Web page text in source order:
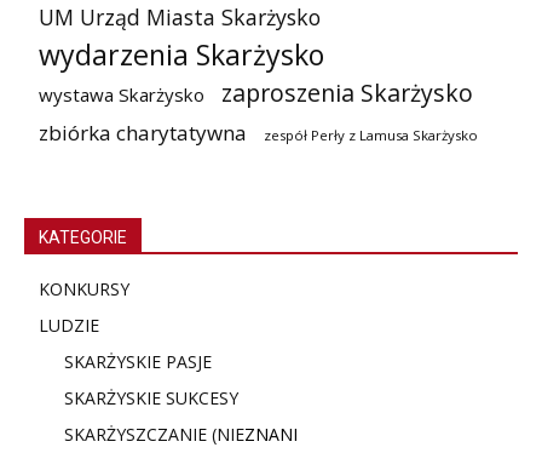
UM Urząd Miasta Skarżysko
wydarzenia Skarżysko
wystawa Skarżysko zaproszenia Skarżysko
zbiórka charytatywna zespół Perły z Lamusa Skarżysko
KATEGORIE
KONKURSY
LUDZIE
SKARŻYSKIE PASJE
SKARŻYSKIE SUKCESY
SKARŻYSZCZANIE (NIEZNANI